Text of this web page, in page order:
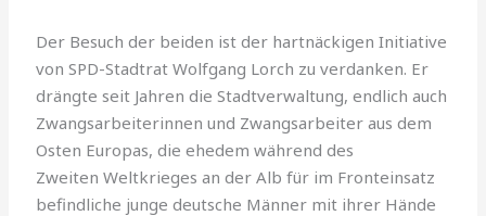
Der Besuch der beiden ist der hartnäckigen Initiative
von SPD-Stadtrat Wolfgang Lorch zu verdanken. Er
drängte seit Jahren die Stadtverwaltung, endlich auch
Zwangsarbeiterinnen und Zwangsarbeiter aus dem
Osten Europas, die ehedem während des
Zweiten Weltkrieges an der Alb für im Fronteinsatz
befindliche junge deutsche Männer mit ihrer Hände